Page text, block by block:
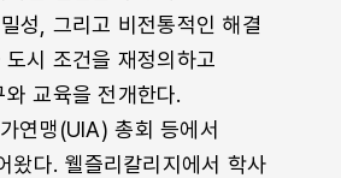
성, 그리고 비전통적인 해결
시 조건을 재정의하고
교육을 전개한다.
연맹(UIA) 총회 등에서
왔다. 웰즐리칼리지에서 학사